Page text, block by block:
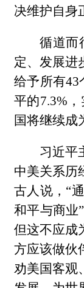
决维护自身
循道而
定、发展进
给予所有43
平的7.3%
国将继续成
习近平
中美关系历
古人说，“
和平与商业
但这不应成
方应该做伙
劝美国客观